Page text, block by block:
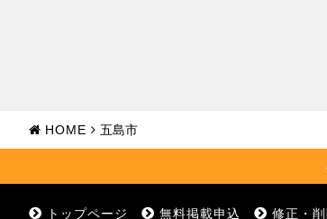
HOME 五島市
トップページ 無料掲載申込 修正・